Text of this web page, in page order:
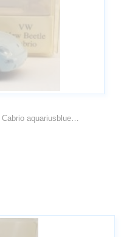
aquariusblue…